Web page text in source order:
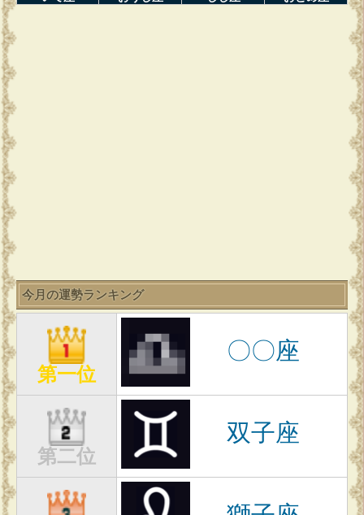
今月の運勢ランキング
第一位
〇〇座
第二位
双子座